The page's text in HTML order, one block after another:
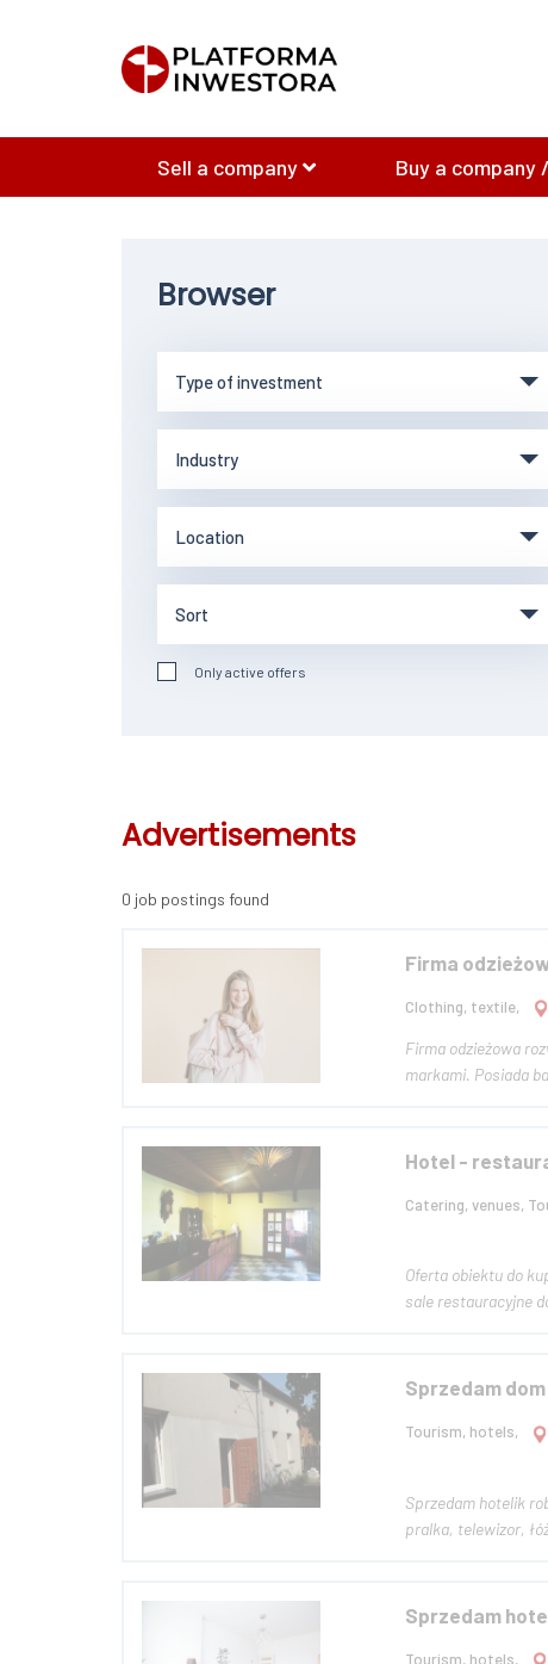
Sell a company Buy a company
Browser
Only active offers
Advertisements
0 job postings found
Firma
Clothing, textile,
Firma odzieżowa
markami. Posiada
Hotel -
Catering, venues,
Oferta obiektu do kupienia okazyjnie tanio. Hotel i restauracja oddany
Sprzedam
Tourism, hotels,
Sprzedam hotelik
pralka, telewizor,
Sprzedam
Tourism, hotels,